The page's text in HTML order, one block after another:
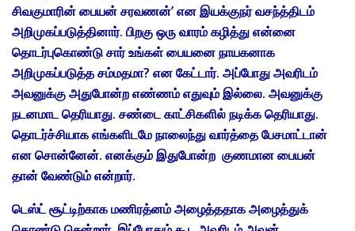
சிவகுமாரின் பையன் சரவணன்’ என இயக்குநர் வசந்த்திடம்
அறிமுகப்படுத்தினார். பிறகு ஒரு வாரம் கழித்து என்னை
தொடர்புகொண்டு சார் உங்கள் பையனை நாயகனாக
அறிமுகப்படுத்த சம்மதமா? என கேட்டார். அப்போது அவரிடம்
அவனுக்கு அதுபோன்ற எண்ணம் எதுவும் இல்லை. அவனுக்கு
நடனமாட தெரியாது. சண்டை காட்சிகளில் நடிக்க தெரியாது.
தொடர்ச்சியாக எங்களிடமே நாலைந்து வார்த்தை பேசமாட்டான்
என சொன்னேன். எனக்கும் இதுபோன்ற குணமான பையன்
தான் வேண்டும் என்றார்.
டெஸ்ட் சூட்டிற்காக மணிரத்னம் அழைத்ததாக அழைத்துக்